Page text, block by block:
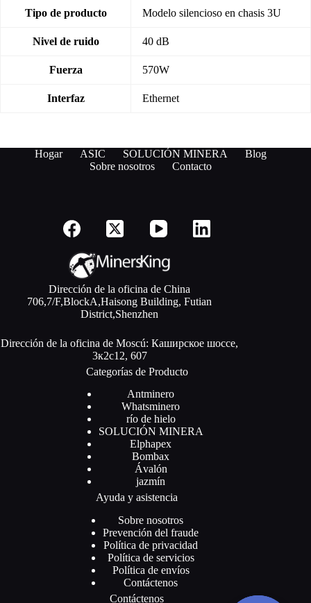
Tipo de producto Modelo silencioso en chasis 3U
Nivel de ruido 40 dB
Fuerza 570W
Interfaz Ethernet
Hogar ASIC SOLUCIÓN MINERA
Blog
Sobre nosotros
Contacto
Dirección de la oficina de China
706,7/F,BlockA,Haisong Building, Futian
District,Shenzhen
Dirección de la oficina de Moscú: Каширское шоссе,
3к2с12, 607
Categorías de Producto
Antminero
Whatsminero
río de hielo
SOLUCIÓN MINERA
Elphapex
Bombax
Ávalón
jazmín
Ayuda y asistencia
Sobre nosotros
Prevención del fraude
Política de privacidad
Política de servicios
Política de envíos
Contáctenos
Contáctenos